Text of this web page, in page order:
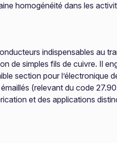
homogénéité dans les
indispensables au
de simples fils de cuivre. Il
section pour l’électronique
(relevant du code
et des applications